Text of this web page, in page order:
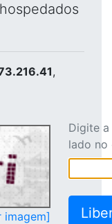
,
imagem]
Digite
lado no